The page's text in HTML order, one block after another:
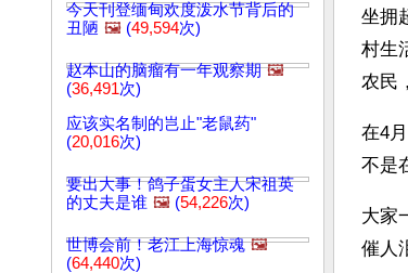
今天刊登缅甸欢度泼水节背后的
丑陋 🖼️ (49,594次)
赵本山的脑瘤有一年观察期 🖼️
(36,491次)
应该实名制的岂止"老鼠药"
(20,016次)
要出大事！鸽子蛋女主人宋祖英
的丈夫是谁 🖼️ (54,226次)
世博会前！老江上海惊魂 🖼️
(64,440次)
坐拥
村生
农民
在4
不是
大家
催人